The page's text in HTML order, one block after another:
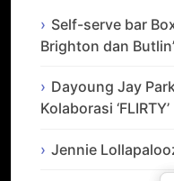
Self-serve bar
Brighton dan
Dayoung Jay
Kolaborasi ‘FLIRTY’
Jennie